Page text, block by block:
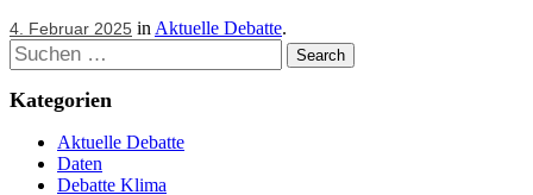
4. Februar 2025 in Aktuelle Debatte.
Suchen
Kategorien
Aktuelle Debatte
Daten
Debatte Klima